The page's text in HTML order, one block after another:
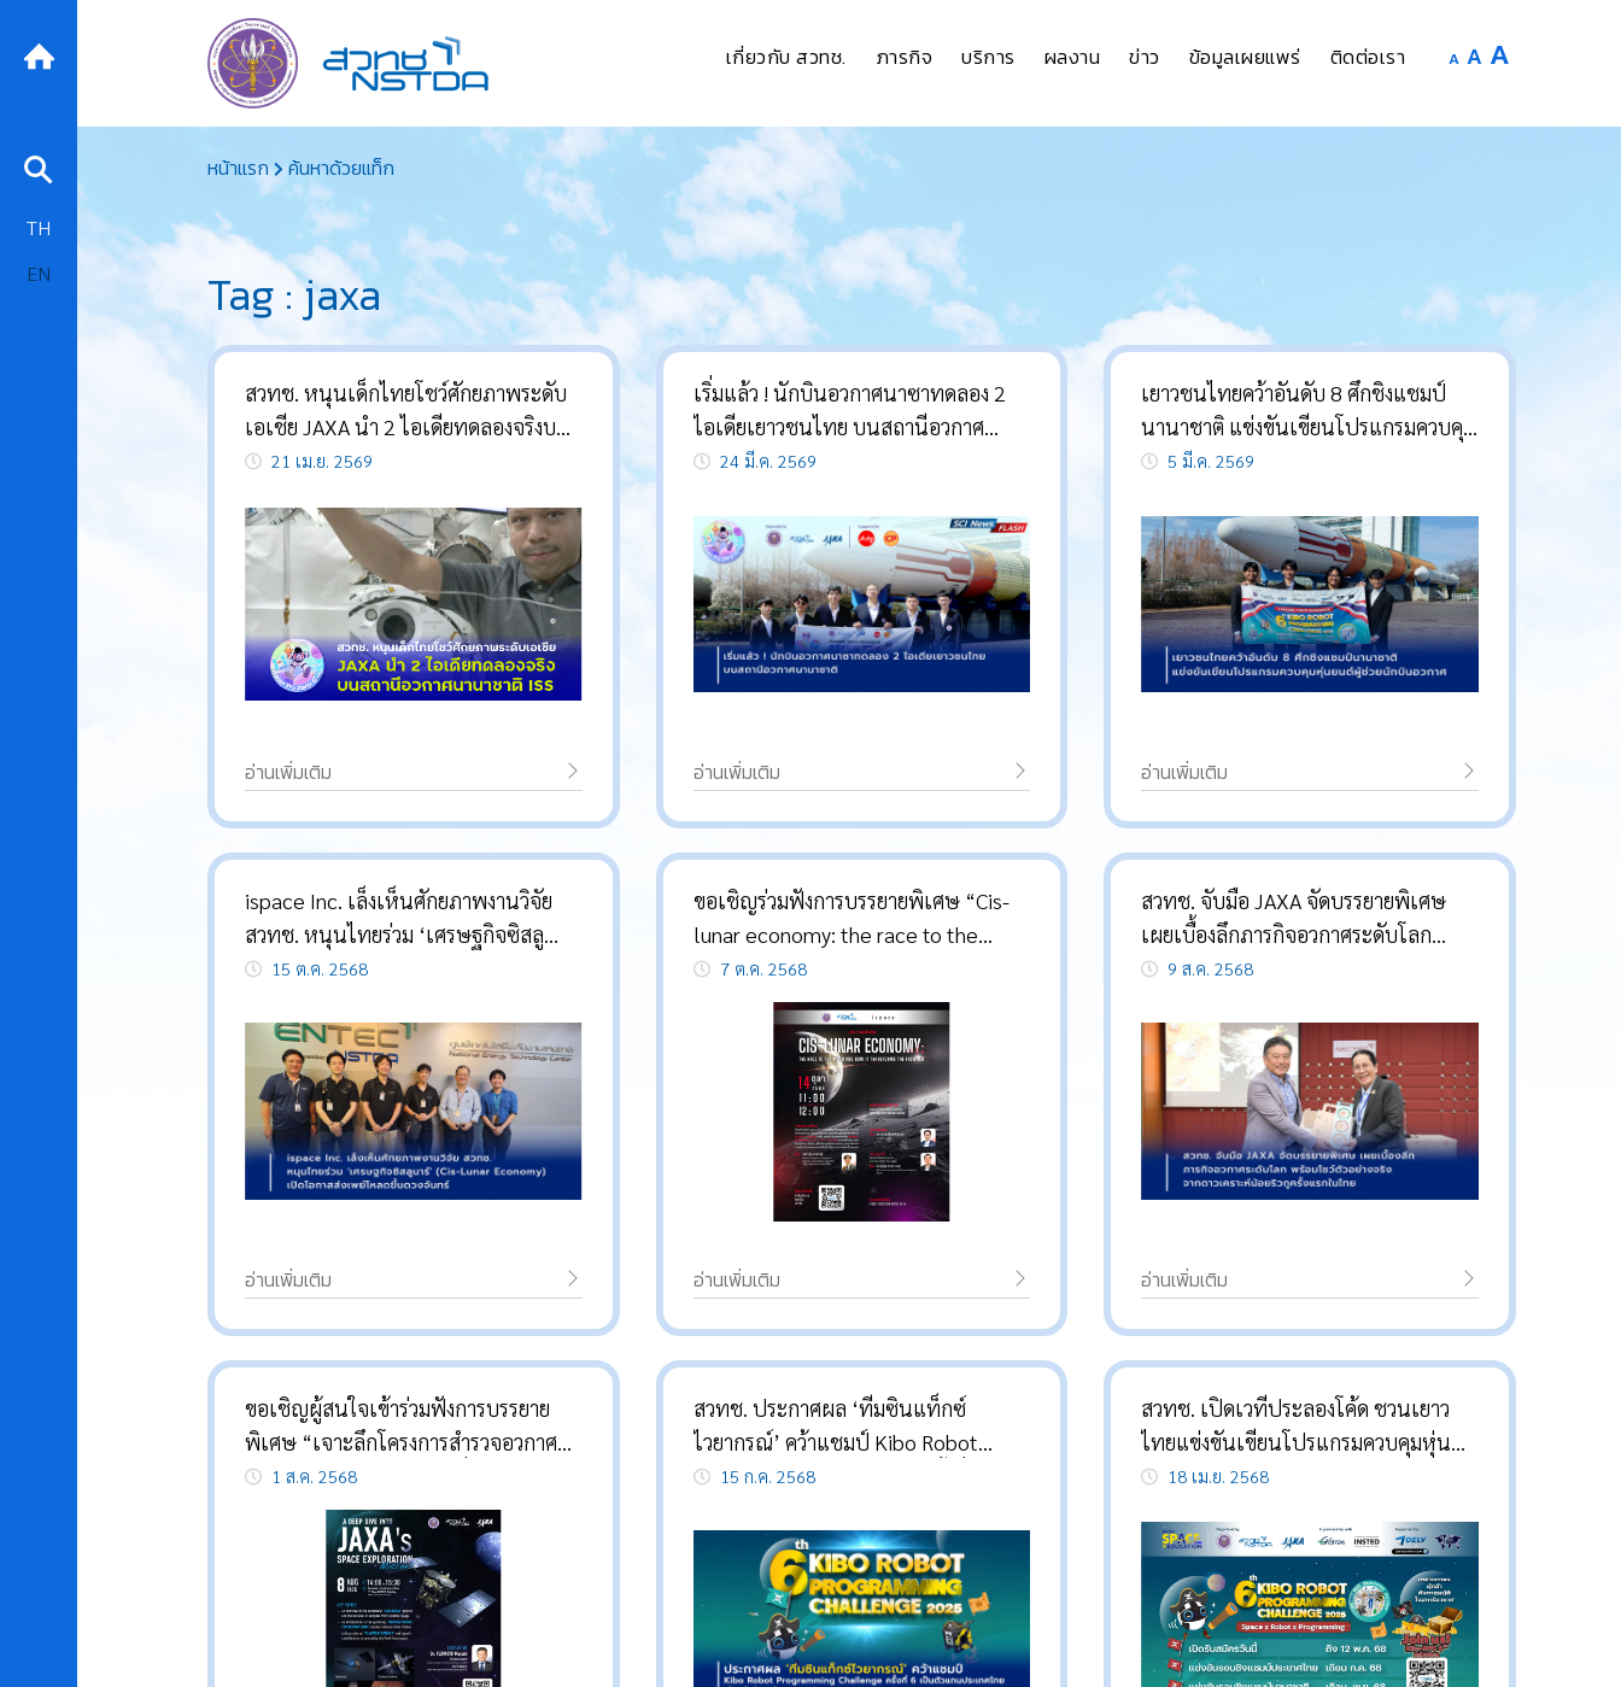
to
content
เกี่ยวกับ สวทช. ภารกิจ บริการ ผลงาน ข่าว ข้อมูลเผยแพร่ ติดต่อเรา A Decrease
A Reset
size.
A
size.
หน้าแรก ค้นหาด้วยแท็ก
Tag : jaxa
สวทช. หนุนเด็กไทยโชว์ศักยภาพระดับ
เอเชีย JAXA นำ 2 ไอเดียทดลองจริงบน
สถานีอวกาศนานาชาติ ISS
21 เม.ย. 2569
อ่านเพิ่มเติม
เริ่มแล้ว ! นักบินอวกาศนาซาทดลอง 2
ไอเดียเยาวชนไทย บนสถานีอวกาศ
นานาชาติ
24 มี.ค. 2569
อ่านเพิ่มเติม
เยาวชนไทยคว้าอันดับ 8 ศึกชิงแชมป์
นานาชาติ แข่งขันเขียนโปรแกรมควบคุม
หุ่นยนต์ผู้ช่วยนักบินอวกาศ
5 มี.ค. 2569
อ่านเพิ่มเติม
ispace Inc. เล็งเห็นศักยภาพงานวิจัย
สวทช. หนุนไทยร่วม ‘เศรษฐกิจซิสลู
นาร์’ (Cis-Lunar Economy) เปิดโอกาส
15 ต.ค. 2568
อ่านเพิ่มเติม
ขอเชิญร่วมฟังการบรรยายพิเศษ “Cis-
lunar economy: the race to the
moon and how it transforms the
frontier”
7 ต.ค. 2568
อ่านเพิ่มเติม
สวทช. จับมือ JAXA จัดบรรยายพิเศษ
เผยเบื้องลึกภารกิจอวกาศระดับโลก
พร้อมโชว์ตัวอย่างจริงจากดาวเคราะห์
9 ส.ค. 2568
อ่านเพิ่มเติม
ขอเชิญผู้สนใจเข้าร่วมฟังการบรรยาย
พิเศษ “เจาะลึกโครงการสำรวจอวกาศ
ขององค์การสำรวจอวกาศญี่ปุ่น”
1 ส.ค. 2568
สวทช. ประกาศผล ‘ทีมซินแท็กซ์
ไวยากรณ์’ คว้าแชมป์ Kibo Robot
Programming Challenge ครั้งที่ 6 เป็น
นานาชาติ
15 ก.ค. 2568
สวทช. เปิดเวทีประลองโค้ด ชวนเยาว
ไทยแข่งขันเขียนโปรแกรมควบคุมหุ่น
ยนต์ผู้ช่วยนักบินอวกาศ NASA ชิงแชมป์
18 เม.ย. 2568
TH
EN